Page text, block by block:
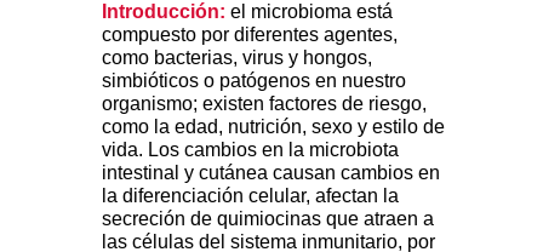
Introducción: el microbioma está
compuesto por diferentes agentes,
como bacterias, virus y hongos,
simbióticos o patógenos en nuestro
organismo; existen factores de riesgo,
como la edad, nutrición, sexo y estilo de
vida. Los cambios en la microbiota
intestinal y cutánea causan cambios en
la diferenciación celular, afectan la
secreción de quimiocinas que atraen a
las células del sistema inmunitario, por